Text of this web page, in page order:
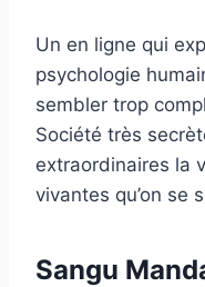
Un en ligne qui
psychologie
sembler trop
Société très
extraordinaires la
vivantes qu’on se
Sangu